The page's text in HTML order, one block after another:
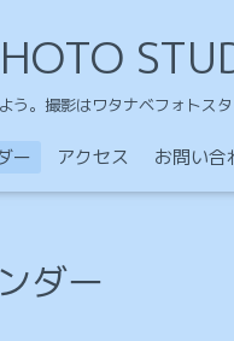
う。撮影はワタナベフォトスタ
ー アクセス お問い合
ダー